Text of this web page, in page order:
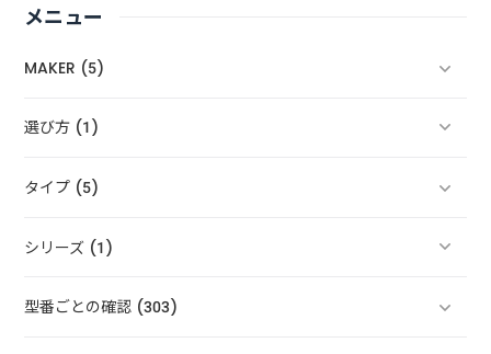
メニュー
MAKER (5)
選び方 (1)
タイプ (5)
シリーズ (1)
型番ごとの確認 (303)